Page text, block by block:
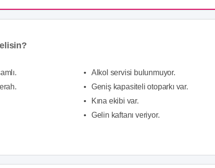
•
Alkol servisi bulunmuyor.
•
Geniş kapasiteli otoparkı var.
•
Kına ekibi var.
•
Gelin kaftanı veriyor.